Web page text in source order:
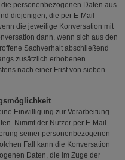
personenbezogenen Daten aus
diejenigen, die per E-Mail
die jeweilige Konversation mit
dann, wenn sich aus den
Sachverhalt abschließend
zusätzlich erhobenen
nach einer Frist von sieben
Einwilligung zur Verarbeitung
Nimmt der Nutzer per E-Mail
seiner personenbezogenen
Fall kann die Konversation
Daten, die im Zuge der